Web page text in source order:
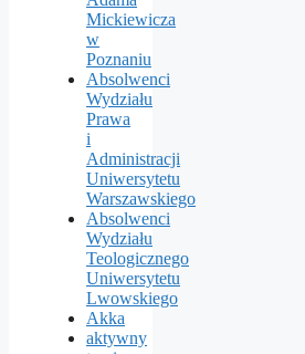
Mickiewicza
w
Poznaniu
Absolwenci
Wydziału
Prawa
i
Administracji
Uniwersytetu
Warszawskiego
Absolwenci
Wydziału
Teologicznego
Uniwersytetu
Lwowskiego
Akka
aktywny